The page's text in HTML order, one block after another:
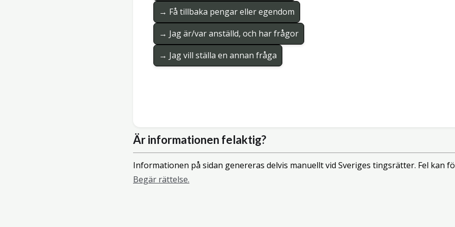
→ Få tillbaka pengar eller egendom
→ Jag är/var anställd, och har frågor
→ Jag vill ställa en annan fråga
Är informationen felaktig?
Informationen på sidan genereras delvis manuellt vid Sveriges tingsrätter. Fel kan
Begär rättelse.